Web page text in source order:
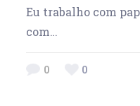
Eu trabalho com
com…
0 0